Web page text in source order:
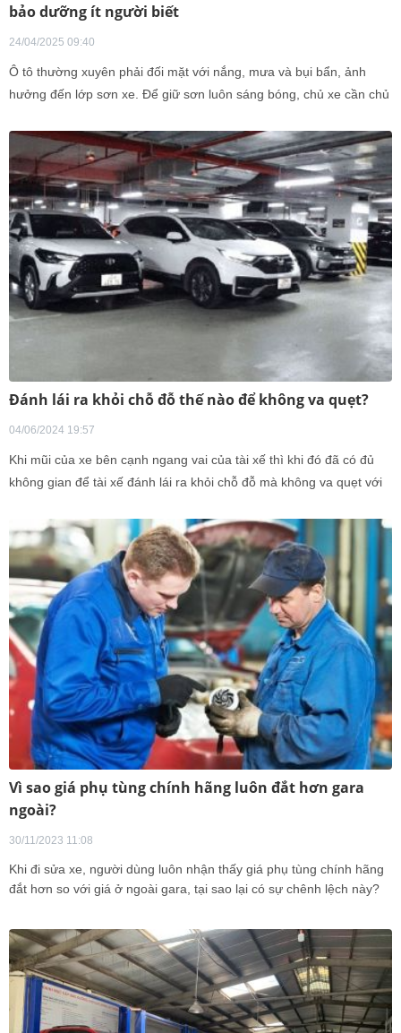
bảo dưỡng ít người biết
24/04/2025 09:40
Ô tô thường xuyên phải đối mặt với nắng, mưa và bụi bẩn, ảnh
hưởng đến lớp sơn xe. Để giữ sơn luôn sáng bóng, chủ xe cần chủ
Đánh lái ra khỏi chỗ đỗ thế nào để không va quẹt?
04/06/2024 19:57
Khi mũi của xe bên cạnh ngang vai của tài xế thì khi đó đã có đủ
không gian để tài xế đánh lái ra khỏi chỗ đỗ mà không va quẹt với
Vì sao giá phụ tùng chính hãng luôn đắt hơn gara
ngoài?
30/11/2023 11:08
Khi đi sửa xe, người dùng luôn nhận thấy giá phụ tùng chính hãng
đắt hơn so với giá ở ngoài gara, tại sao lại có sự chênh lệch này?